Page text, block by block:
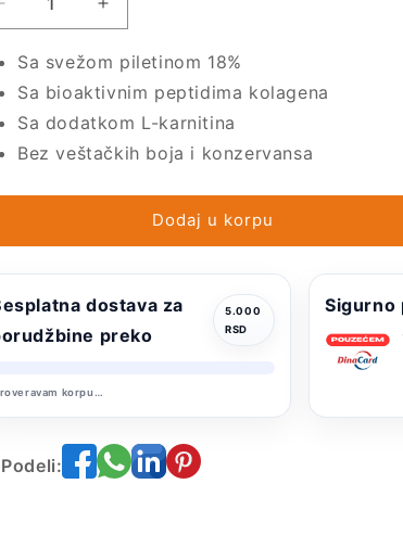
Smanji
za
Trainer
Natural
Dog
Medium
Povećaj
količinu
za
Trainer
Natural
Dog
Medium
Piletina
Sa svežom piletinom 18%
Sa bioaktivnim peptidima kolagena
Sa dodatkom L-karnitina
Bez veštačkih boja i konzervansa
Dodaj u korpu
dostava za
preko
5.000
RSD
korpu…
Sigurno